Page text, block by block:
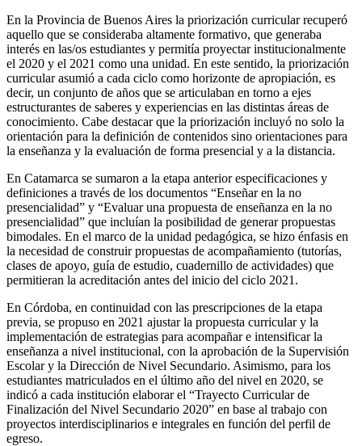
En la Provincia de Buenos Aires la priorización curricular recuperó
aquello que se consideraba altamente formativo, que generaba
interés en las/os estudiantes y permitía proyectar institucionalmente
el 2020 y el 2021 como una unidad. En este sentido, la priorización
curricular asumió a cada ciclo como horizonte de apropiación, es
decir, un conjunto de años que se articulaban en torno a ejes
estructurantes de saberes y experiencias en las distintas áreas de
conocimiento. Cabe destacar que la priorización incluyó no solo la
orientación para la definición de contenidos sino orientaciones para
la enseñanza y la evaluación de forma presencial y a la distancia.
En Catamarca se sumaron a la etapa anterior especificaciones y
definiciones a través de los documentos “Enseñar en la no
presencialidad” y “Evaluar una propuesta de enseñanza en la no
presencialidad” que incluían la posibilidad de generar propuestas
bimodales. En el marco de la unidad pedagógica, se hizo énfasis en
la necesidad de construir propuestas de acompañamiento (tutorías,
clases de apoyo, guía de estudio, cuadernillo de actividades) que
permitieran la acreditación antes del inicio del ciclo 2021.
En Córdoba, en continuidad con las prescripciones de la etapa
previa, se propuso en 2021 ajustar la propuesta curricular y la
implementación de estrategias para acompañar e intensificar la
enseñanza a nivel institucional, con la aprobación de la Supervisión
Escolar y la Dirección de Nivel Secundario. Asimismo, para los
estudiantes matriculados en el último año del nivel en 2020, se
indicó a cada institución elaborar el “Trayecto Curricular de
Finalización del Nivel Secundario 2020” en base al trabajo con
proyectos interdisciplinarios e integrales en función del perfil de
egreso.